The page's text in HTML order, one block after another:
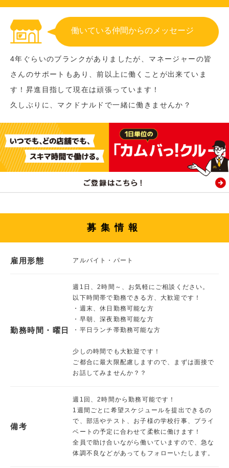
働いている仲間からのメッセージ
4年ぐらいのブランクがありましたが、マネージャーの皆
さんのサポートもあり、前以上に働くことが出来ていま
す！昇進目指して現在は頑張っています！
久しぶりに、マクドナルドで一緒に働きませんか？
募集情報
雇用形態 アルバイト・パート
勤務時間・曜日
週1日、2時間～、お気軽にご相談ください。
以下時間帯で勤務できる方、大歓迎です！
・週末、休日勤務可能な方
・早朝、深夜勤務可能な方
・平日ランチ帯勤務可能な方
少しの時間でも大歓迎です！
ご都合に最大限配慮しますので、まずは面接で
お話してみませんか？？
備考
週1回、2時間から勤務可能です！
1週間ごとに希望スケジュールを提出できるの
で、部活やテスト、お子様の学校行事、プライ
ベートの予定に合わせて柔軟に働けます！
全員で助け合いながら働いていますので、急な
体調不良などがあってもフォローいたします。